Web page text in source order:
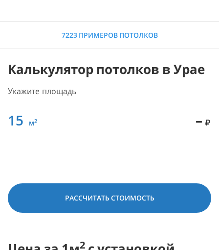
7223 ПРИМЕРОВ ПОТОЛКОВ
Калькулятор потолков в Урае
Укажите площадь
15 м2 –
РАССЧИТАТЬ СТОИМОСТЬ
2